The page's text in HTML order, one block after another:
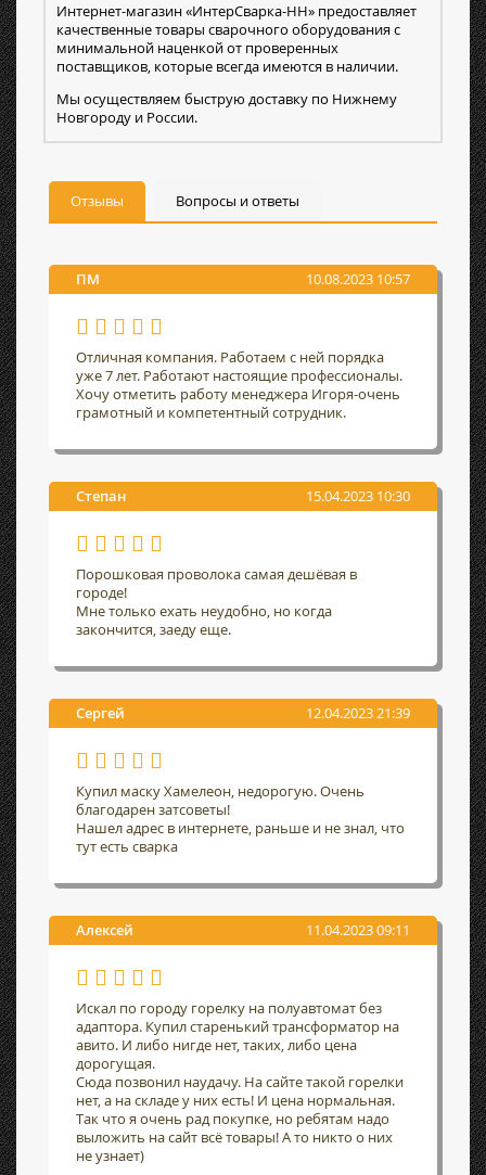
Интернет-магазин «ИнтерСварка-НН» предоставляет
качественные товары сварочного оборудования с
минимальной наценкой от проверенных
поставщиков, которые всегда имеются в наличии.
Мы осуществляем быструю доставку по Нижнему
Новгороду и России.
Отзывы Вопросы и ответы
ПМ 10.08.2023 10:57
Отличная компания. Работаем с ней порядка
уже 7 лет. Работают настоящие профессионалы.
Хочу отметить работу менеджера Игоря-очень
грамотный и компетентный сотрудник.
Степан 15.04.2023 10:30
Порошковая проволока самая дешёвая в
городе!
Мне только ехать неудобно, но когда
закончится, заеду еще.
Сергей 12.04.2023 21:39
Купил маску Хамелеон, недорогую. Очень
благодарен затсоветы!
Нашел адрес в интернете, раньше и не знал, что
тут есть сварка
Алексей 11.04.2023 09:11
Искал по городу горелку на полуавтомат без
адаптора. Купил старенький трансформатор на
авито. И либо нигде нет, таких, либо цена
дорогущая.
Сюда позвонил наудачу. На сайте такой горелки
нет, а на складе у них есть! И цена нормальная.
Так что я очень рад покупке, но ребятам надо
выложить на сайт всё товары! А то никто о них
не узнает)